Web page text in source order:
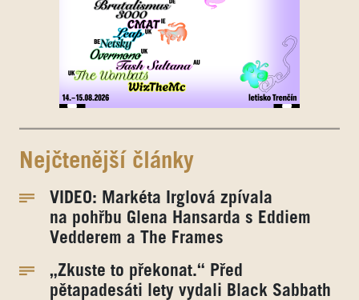
Nejčtenější články
VIDEO: Markéta Irglová zpívala
na pohřbu Glena Hansarda s Eddiem
Vedderem a The Frames
„Zkuste to překonat.“ Před
pětapadesáti lety vydali Black Sabbath